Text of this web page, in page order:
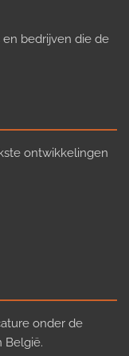
en bedrijven die de
ontwikkelingen
onder de
België.